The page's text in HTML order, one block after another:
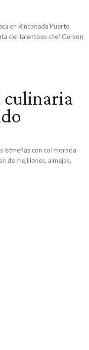
del talentoso chef Gerson
culinaria
de mejillones, almejas,